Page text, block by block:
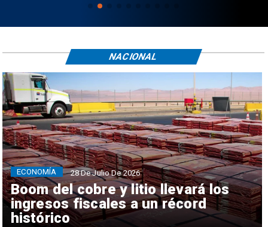
Boom del cobre y litio llevará los
ingresos fiscales a un récord
histórico
ECONOMÍA 28 De Julio De 2026
NACIONAL